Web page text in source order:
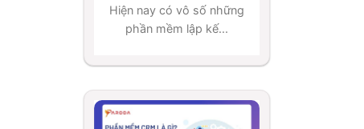
Hiện nay có vô số những
phần mềm lập kế...